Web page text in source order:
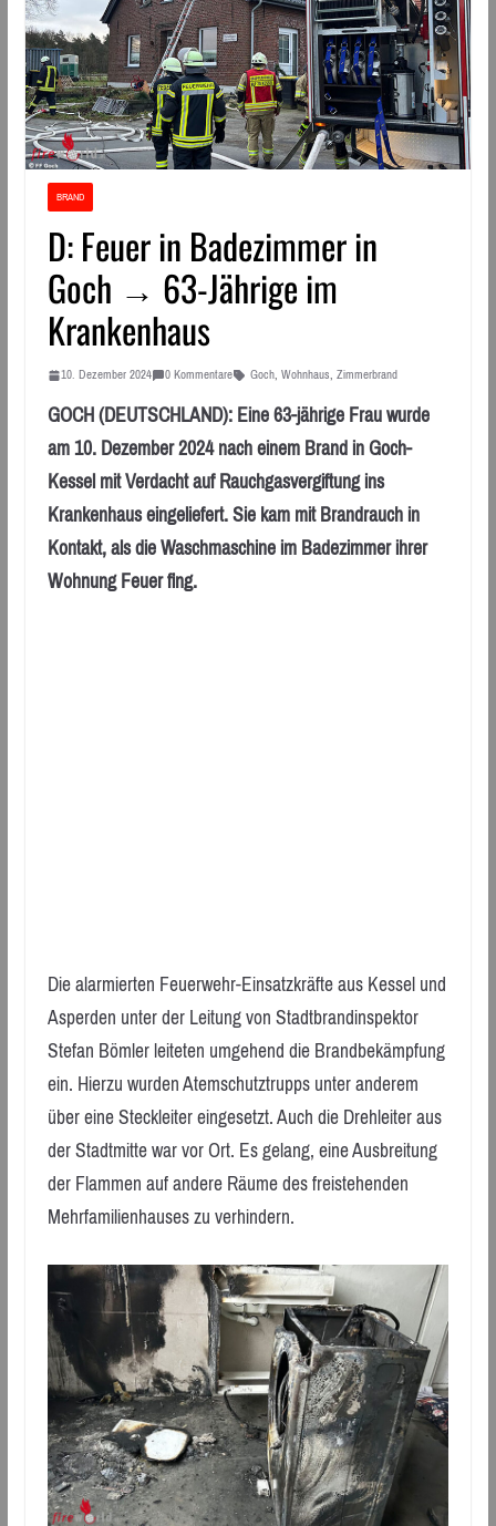
BRAND
D: Feuer in Badezimmer in
Goch → 63-Jährige im
Krankenhaus
10. Dezember 2024 0 Kommentare Goch, Wohnhaus, Zimmerbrand
GOCH (DEUTSCHLAND): Eine 63-jährige Frau wurde
am 10. Dezember 2024 nach einem Brand in Goch-
Kessel mit Verdacht auf Rauchgasvergiftung ins
Krankenhaus eingeliefert. Sie kam mit Brandrauch in
Kontakt, als die Waschmaschine im Badezimmer ihrer
Wohnung Feuer fing.
Die alarmierten Feuerwehr-Einsatzkräfte aus Kessel und
Asperden unter der Leitung von Stadtbrandinspektor
Stefan Bömler leiteten umgehend die Brandbekämpfung
ein. Hierzu wurden Atemschutztrupps unter anderem
über eine Steckleiter eingesetzt. Auch die Drehleiter aus
der Stadtmitte war vor Ort. Es gelang, eine Ausbreitung
der Flammen auf andere Räume des freistehenden
Mehrfamilienhauses zu verhindern.